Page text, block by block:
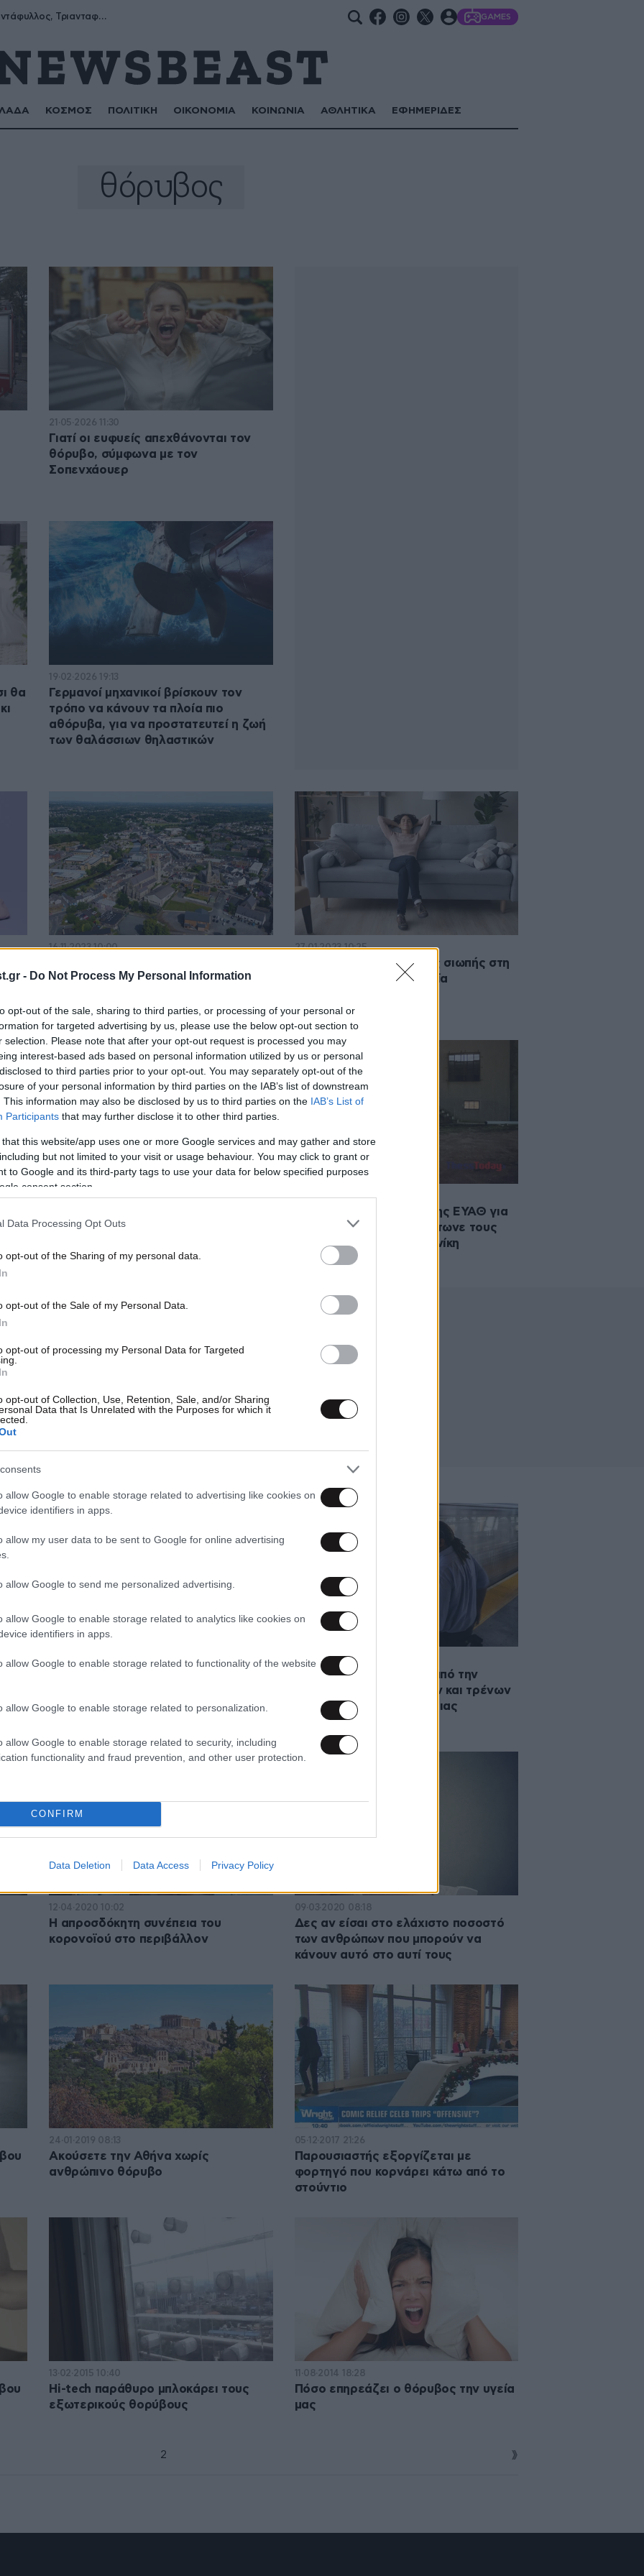
- Do Not Process My Personal Information
opt-out of the sale, sharing to third parties, or processing of your personal or
for targeted advertising by us, please use the below opt-out section to
selection. Please note that after your opt-out request is processed you may
interest-based ads based on personal information utilized by us or personal
to third parties prior to your opt-out. You may separately opt-out of the
of your personal information by third parties on the IAB’s list of downstream
This information may also be disclosed by us to third parties on the IAB’s List of
Participants that may further disclose it to other third parties.
that this website/app uses one or more Google services and may gather and store
but not limited to your visit or usage behaviour. You may click to grant or
to Google and its third-party tags to use your data for below specified purposes
consent section.
Data Processing Opt Outs
opt-out of the Sharing of my personal data.
opt-out of the Sale of my Personal Data.
opt-out of processing my Personal Data for Targeted
opt-out of Collection, Use, Retention, Sale, and/or Sharing
Data that Is Unrelated with the Purposes for which it
allow Google to enable storage related to advertising like cookies on
identifiers in apps.
allow my user data to be sent to Google for online advertising
allow Google to send me personalized advertising.
allow Google to enable storage related to analytics like cookies on
identifiers in apps.
allow Google to enable storage related to functionality of the website
allow Google to enable storage related to personalization.
allow Google to enable storage related to security, including
functionality and fraud prevention, and other user protection.
CONFIRM
Data Deletion Data Access Privacy Policy
Μύρων, Τριαντάφυλλος, Τριανταφυλλιά, Φυλλιώ, Ρόζα GAMES
ΚΟΣΜΟΣ ΠΟΛΙΤΙΚΗ ΟΙΚΟΝΟΜΙΑ ΚΟΙΝΩΝΙΑ ΑΘΛΗΤΙΚΑ ΕΦΗΜΕΡΙΔΕΣ
θόρυβος
21·05·2026 11:30
Γιατί οι ευφυείς απεχθάνονται τον
θόρυβο, σύμφωνα με τον
Σοπενχάουερ
θα
19·02·2026 19:13
Γερμανοί μηχανικοί βρίσκουν τον
τρόπο να κάνουν τα πλοία πιο
αθόρυβα, για να προστατευτεί η ζωή
των θαλάσσιων θηλαστικών
16·11·2023 10:00
που έχει αναστατώσει μια ολόκληρη
μυστήριο
27·01·2023 10:25
Τα εξαιρετικά οφέλη της σιωπής στη
σωματική και ψυχική υγεία
02·08·2022 15:08
επηρεάζει την υγεία
18·01·2022 12:57
Η επίσημη ανακοίνωση της ΕΥΑΘ για
τον θόρυβο που αναστάτωνε τους
κατοίκους στη Θεσσαλονίκη
18·10·2021 14:12
ατμοσφαιρική ρύπανση και ο θόρυβος
09·09·2021 11:16
Η έκθεση σε θορύβους από την
κυκλοφορία αυτοκινήτων και τρένων
αυξάνει τον κίνδυνο άνοιας
12·04·2020 10:02
Η απροσδόκητη συνέπεια του
κορονοϊού στο περιβάλλον
09·03·2020 08:18
Δες αν είσαι στο ελάχιστο ποσοστό
των ανθρώπων που μπορούν να
κάνουν αυτό στο αυτί τους
24·01·2019 08:13
Ακούσετε την Αθήνα χωρίς
ανθρώπινο θόρυβο
05·12·2017 21:26
Παρουσιαστής εξοργίζεται με
φορτηγό που κορνάρει κάτω από το
στούντιο
13·02·2015 10:40
Hi-tech παράθυρο μπλοκάρει τους
εξωτερικούς θορύβους
11·08·2014 18:28
Πόσο επηρεάζει ο θόρυβος την υγεία
μας
2